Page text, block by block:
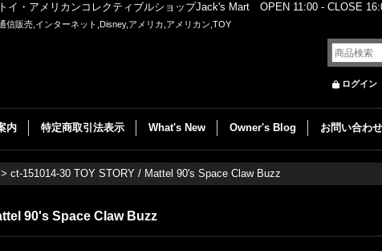
イ・アメリカンコレクティブルショップJack's Mart OPEN 11:00 - CLOSE
信販売,インターネット,Disney,アメリカ,アメリカン,TOY
ログイン
内 特定商取引法表示 What's New Owner's Blog お問い合わせ
> ct-151014-30 TOY STORY / Mattel 90's Space Claw Buzz
90's Space Claw Buzz